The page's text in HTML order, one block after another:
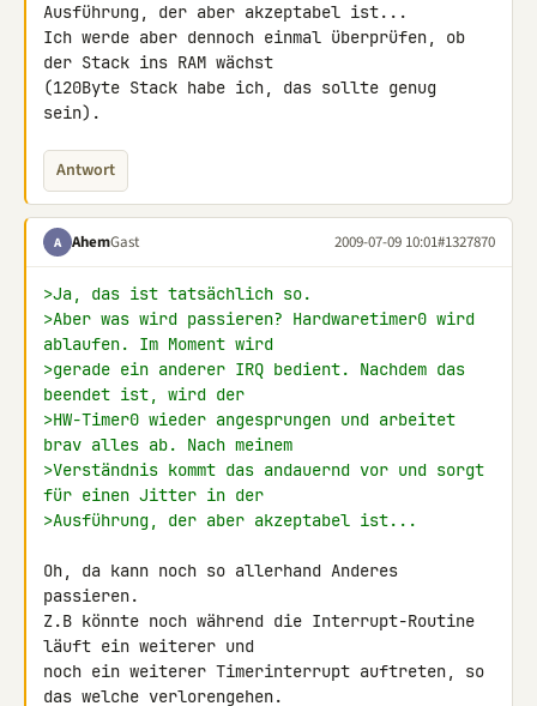
Ausführung, der aber akzeptabel ist...
Ich werde aber dennoch einmal überprüfen, ob
der Stack ins RAM wächst
(120Byte Stack habe ich, das sollte genug
sein).
Antwort
A AhemGast 2009-07-09 10:01#1327870
>Ja, das ist tatsächlich so.
>Aber was wird passieren? Hardwaretimer0 wird
ablaufen. Im Moment wird
>gerade ein anderer IRQ bedient. Nachdem das
beendet ist, wird der
>HW-Timer0 wieder angesprungen und arbeitet
brav alles ab. Nach meinem
>Verständnis kommt das andauernd vor und sorgt
für einen Jitter in der
>Ausführung, der aber akzeptabel ist...
Oh, da kann noch so allerhand Anderes
passieren.
Z.B könnte noch während die Interrupt-Routine
läuft ein weiterer und
noch ein weiterer Timerinterrupt auftreten, so
das welche verlorengehen.